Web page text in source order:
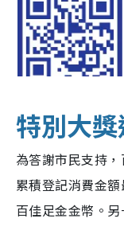
特別大
為答謝市民支持
累積登記消費金
百佳足金金幣。